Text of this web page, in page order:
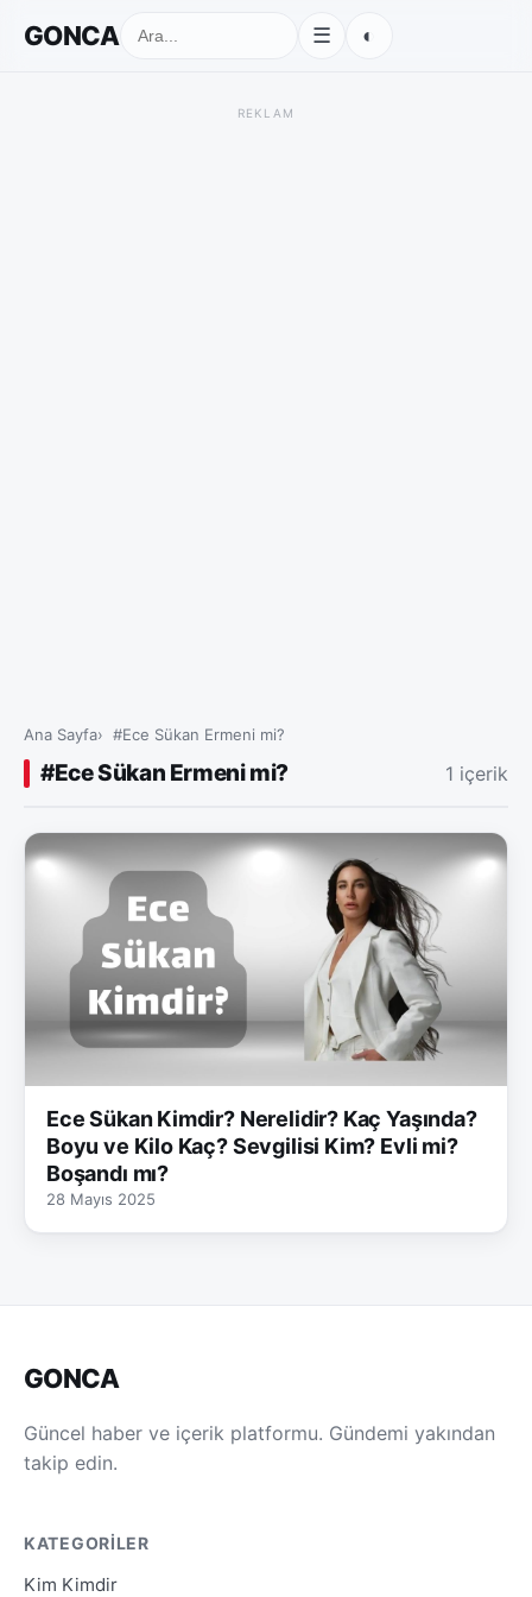
GONCA ☰ ◐
REKLAM
Ana Sayfa #Ece Sükan Ermeni mi?
#Ece Sükan Ermeni mi? 1 içerik
Ece Sükan Kimdir? Nerelidir? Kaç Yaşında?
Boyu ve Kilo Kaç? Sevgilisi Kim? Evli mi?
Boşandı mı?
28 Mayıs 2025
GONCA
Güncel haber ve içerik platformu. Gündemi yakından
takip edin.
KATEGORILER
Kim Kimdir